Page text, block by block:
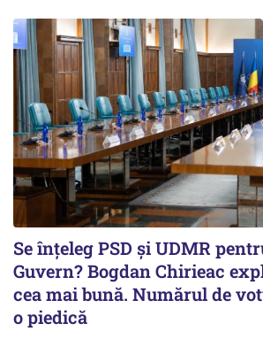
Se înţeleg PSD şi UDMR
Guvern? Bogdan Chirieac
cea mai bună. Numărul de
o piedică